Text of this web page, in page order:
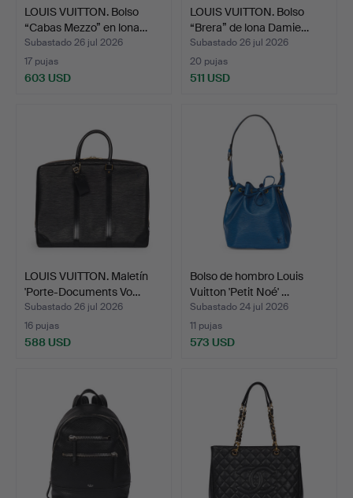
LOUIS VUITTON. Bolso
“Cabas Mezzo” en lona…
Subastado 26 jul 2026
17 pujas
603 USD
LOUIS VUITTON. Bolso
“Brera” de lona Damie…
Subastado 26 jul 2026
20 pujas
511 USD
LOUIS VUITTON. Maletín
'Porte-Documents Vo…
Subastado 26 jul 2026
16 pujas
588 USD
Bolso de hombro Louis
Vuitton 'Petit Noé' …
Subastado 24 jul 2026
11 pujas
573 USD